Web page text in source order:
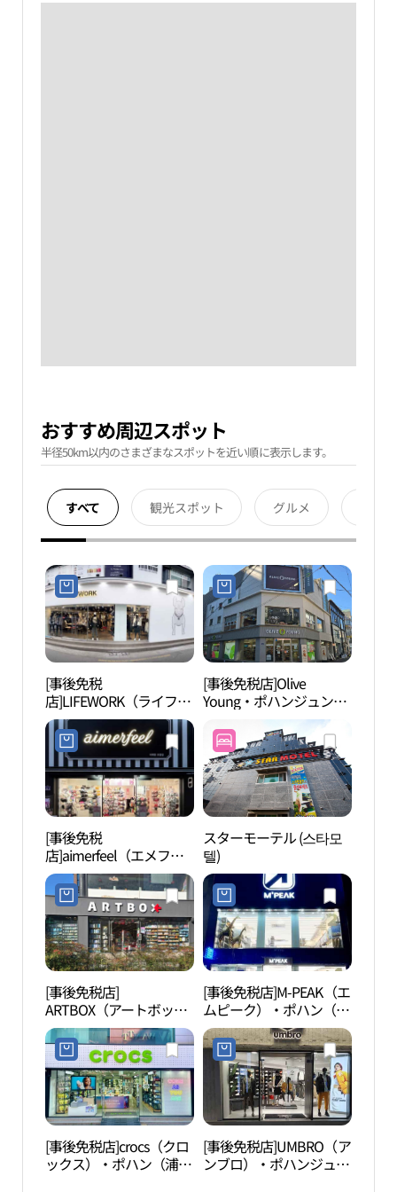
おすすめ周辺スポット
半径50km以内のさまざまなスポットを近い順に表示します。
すべて 観光スポット グルメ
[事後免税
店]LIFEWORK（ライフワ
ーク）・ポハン（浦項）
直営店(라이프워크 포항
직영점)
[事後免税店]Olive
Young・ポハンジュンア
ン（浦項中央）店(올리
브영 포항중앙점)
[事後免税
店]aimerfeel（エメフィ
ール）・ポハン（浦項）
店(에메필 포항점)
スターモーテル (스타모
텔)
[事後免税店]
ARTBOX（アートボック
ス）・ポハン（浦項）店
(아트박스 포항점)
[事後免税店]M-PEAK（エ
ムピーク）・ポハン（浦
項）店(엠픽 포항점)
[事後免税店]crocs（クロ
ックス）・ポハン（浦
[事後免税店]UMBRO（ア
ンブロ）・ポハンジュン